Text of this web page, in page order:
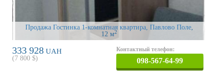
Продажа Гостинка 1-комнатная квартира, Павлово Поле,
12 м2
333 928 UAH
(7 800 $)
Контактный телефон:
098-567-64-99